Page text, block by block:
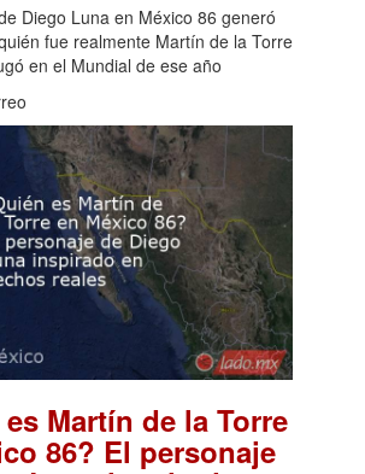
Diego Luna en México 86 generó
fue realmente Martín de la Torre
en el Mundial de ese año
Martín de la Torre
86? El personaje